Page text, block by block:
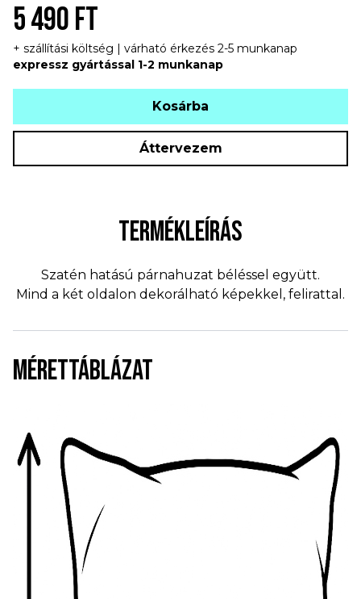
5 490 FT
+ szállítási költség | várható érkezés 2-5 munkanap
expressz gyártással 1-2 munkanap
Kosárba
Áttervezem
TERMÉKLEÍRÁS
Szatén hatású párnahuzat béléssel együtt.
Mind a két oldalon dekorálható képekkel, felirattal.
MÉRETTÁBLÁZAT